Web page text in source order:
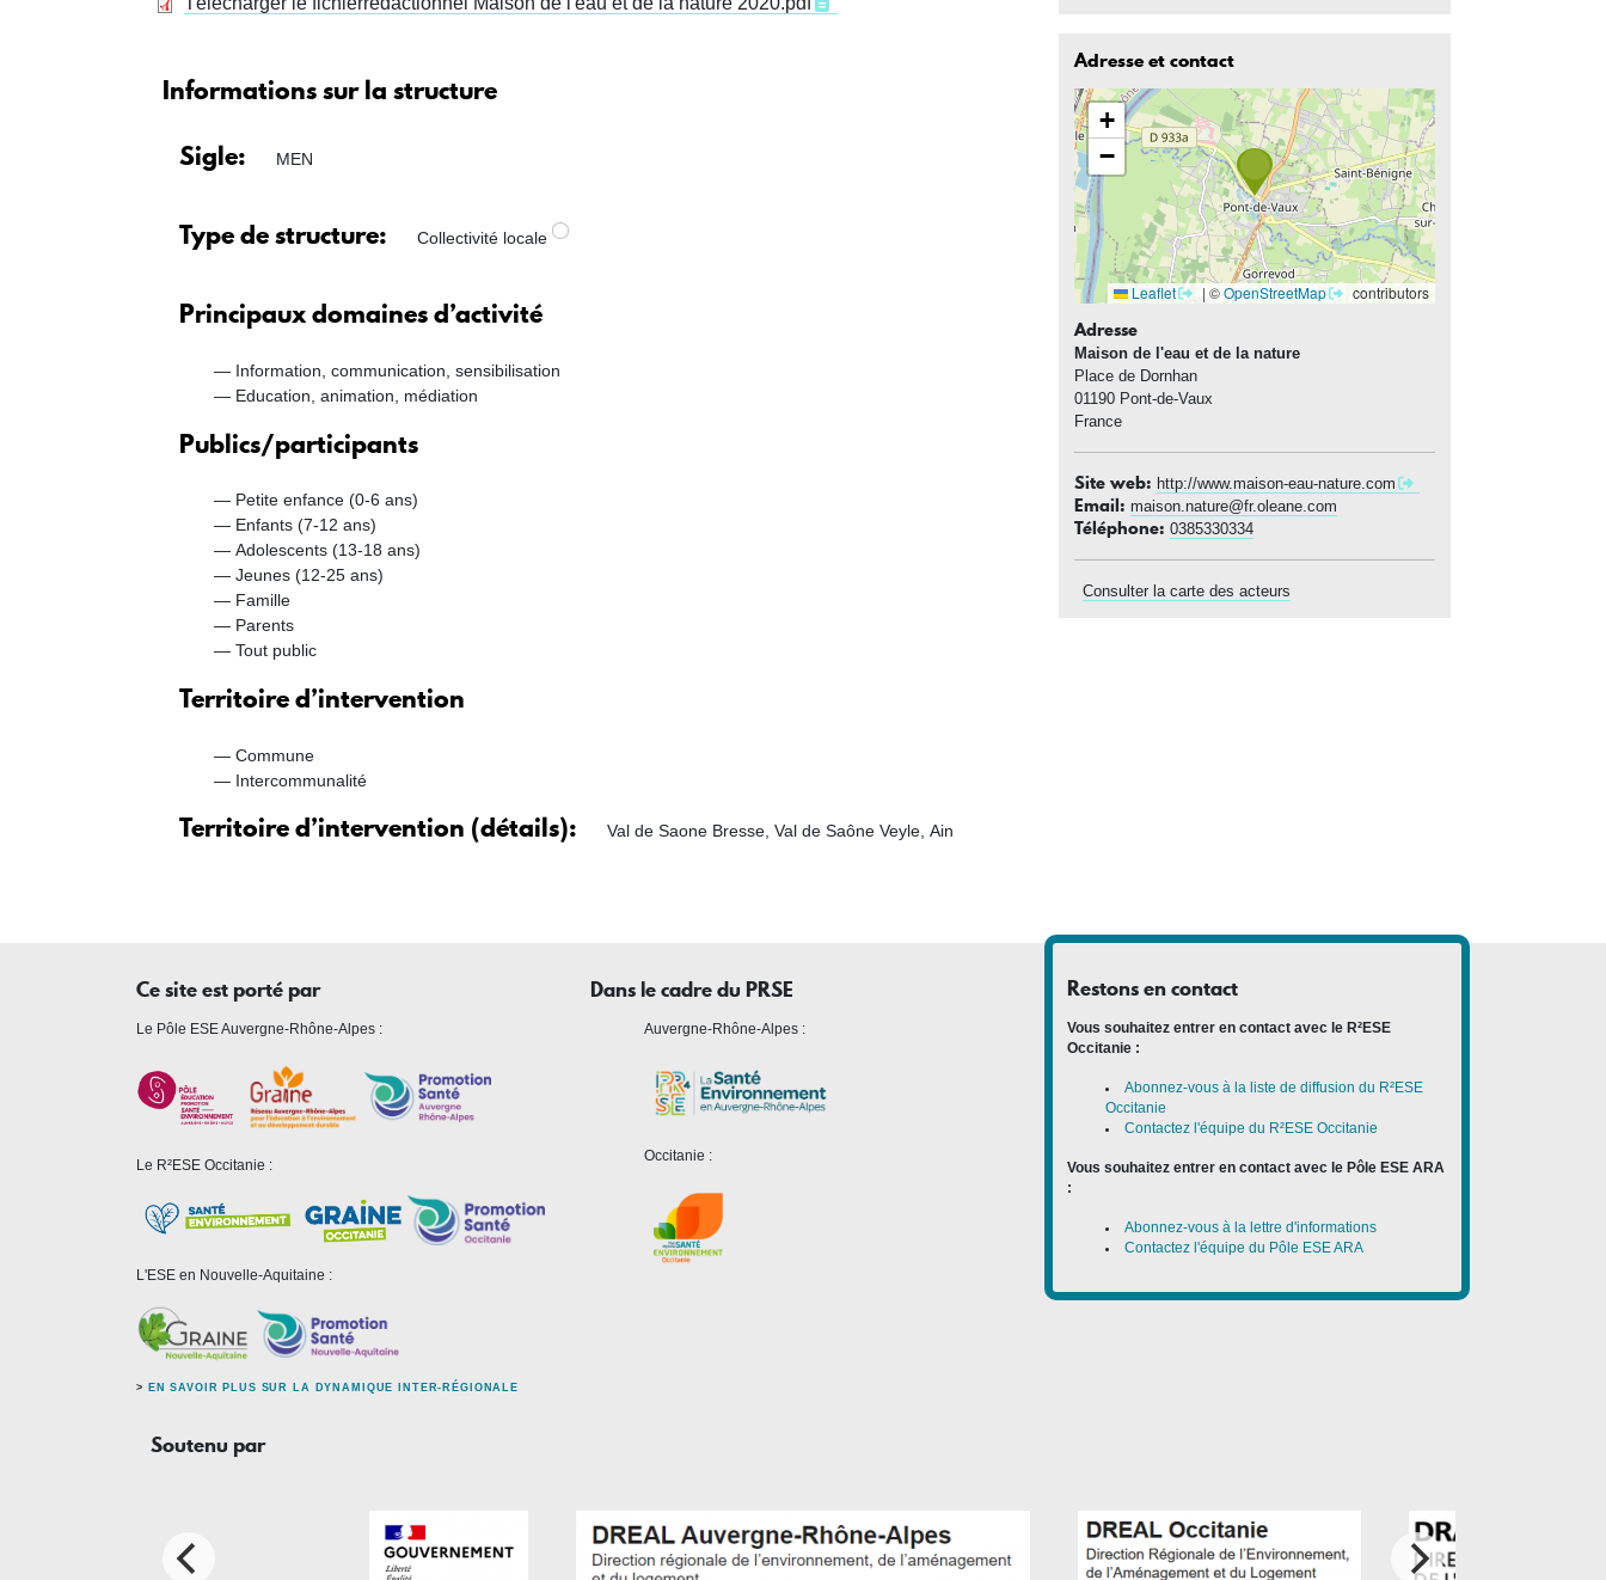
Informations sur la structure
Sigle
MEN
Type de structure Collectivité locale
Principaux domaines d’activité
Information, communication, sensibilisation
Education, animation, médiation
Publics/participants
Petite enfance (0-6 ans)
Enfants (7-12 ans)
Adolescents (13-18 ans)
Jeunes (12-25 ans)
Famille
Parents
Tout public
Territoire d’intervention
Commune
Intercommunalité
Territoire d’intervention (détails) Val de Saone Bresse, Val de Saône Veyle, Ain
Adresse et contact
+
−
Leaflet | ©OpenStreetMap contributors
Adresse
Maison de l'eau et de la nature
Place de Dornhan
01190 Pont-de-Vaux
France
Site web http://www.maison-eau-nature.com
Email maison.nature@fr.oleane.com
Téléphone 0385330334
Consulter la carte des acteurs
Ce site est porté par
Le Pôle ESE Auvergne-Rhône-Alpes :
Le R²ESE Occitanie :
L'ESE en Nouvelle-Aquitaine :
> EN SAVOIR PLUS SUR LA DYNAMIQUE INTER-RÉGIONALE
Dans le cadre du PRSE
Auvergne-Rhône-Alpes :
Occitanie :
Restons en contact
Vous souhaitez entrer en contact avec le R²ESE
Occitanie :
Abonnez-vous à la liste de diffusion du R²ESE
Occitanie
Contactez l'équipe du R²ESE Occitanie
Vous souhaitez entrer en contact avec le Pôle ESE ARA
:
Abonnez-vous à la lettre d'informations
Contactez l'équipe du Pôle ESE ARA
Soutenu par